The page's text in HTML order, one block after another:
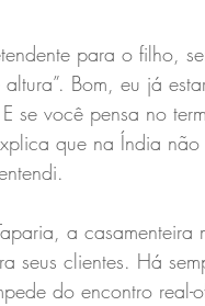
para o filho,
Bom, eu já
se você pensa no
que na Índia não
a casamenteira
clientes. Há
do encontro real-